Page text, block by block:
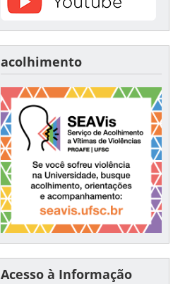
acolhimento
Acesso à Informação